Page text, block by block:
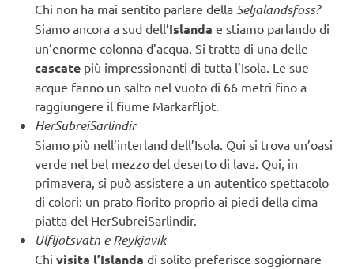
Chi non ha mai sentito parlare della Seljalandsfoss?
Siamo ancora a sud dell’Islanda e stiamo parlando di
un’enorme colonna d’acqua. Si tratta di una delle
cascate più impressionanti di tutta l’Isola. Le sue
acque fanno un salto nel vuoto di 66 metri fino a
raggiungere il fiume Markarfljot.
HerSubreiSarlindir
Siamo più nell’interland dell’Isola. Qui si trova un’oasi
verde nel bel mezzo del deserto di lava. Qui, in
primavera, si può assistere a un autentico spettacolo
di colori: un prato fiorito proprio ai piedi della cima
piatta del HerSubreiSarlindir.
Ulfljotsvatn e Reykjavik
Chi visita l’Islanda di solito preferisce soggiornare